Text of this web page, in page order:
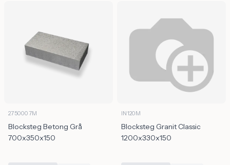
2750007M
Blocksteg Betong Grå
700x350x150
IN120M
Blocksteg Granit Classic
1200x330x150